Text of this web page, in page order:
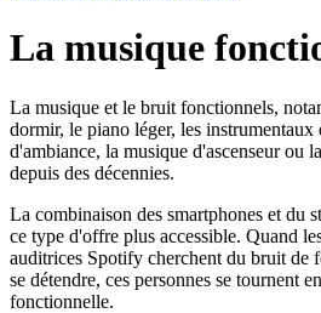
La musique
La musique et le bruit fonctionnels,
dormir, le piano léger, les
d'ambiance, la musique d'ascenseur ou
depuis des décennies.
La combinaison des smartphones et du
ce type d'offre plus accessible. Quand
auditrices Spotify cherchent du bruit de
se détendre, ces personnes se tournent
fonctionnelle.